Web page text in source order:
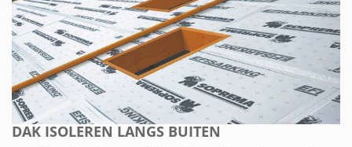
DAK ISOLEREN LANGS BUITEN